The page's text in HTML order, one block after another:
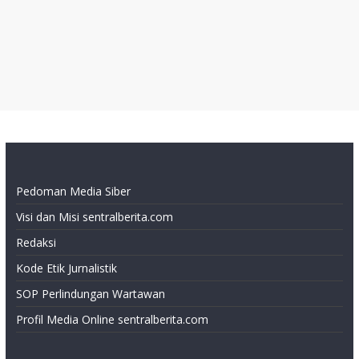
Pedoman Media Siber
Visi dan Misi sentralberita.com
Redaksi
Kode Etik Jurnalistik
SOP Perlindungan Wartawan
Profil Media Online sentralberita.com